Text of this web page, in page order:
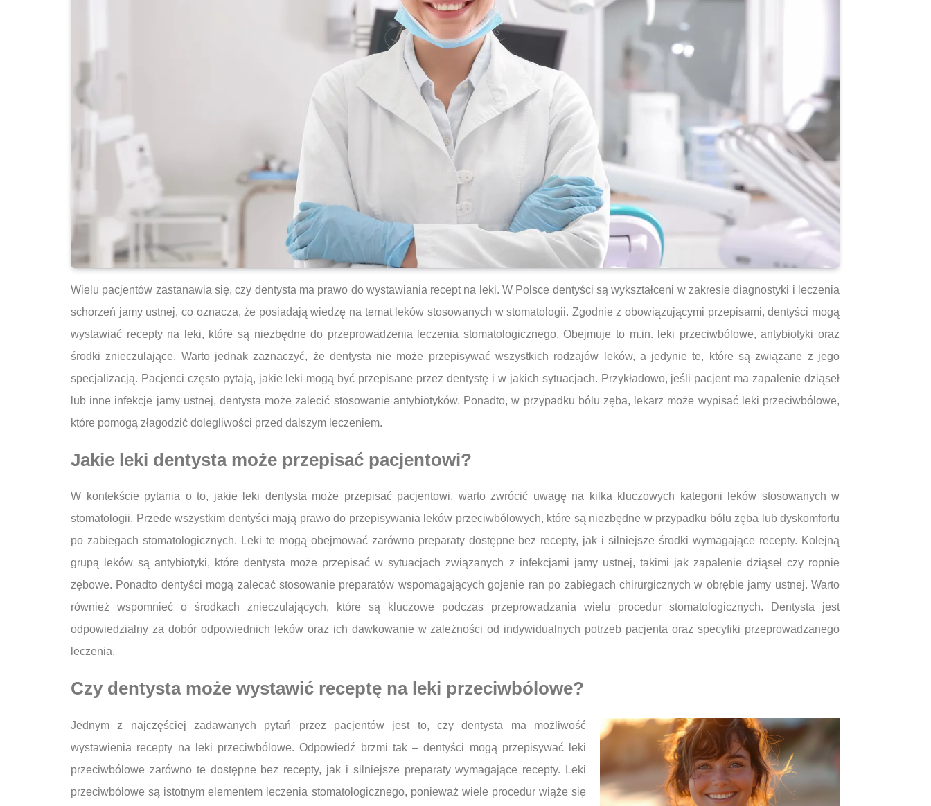
Wielu pacjentów zastanawia się, czy dentysta ma prawo do wystawiania recept na leki. W Polsce dentyści są wykształceni w zakresie diagnostyki i leczenia
schorzeń jamy ustnej, co oznacza, że posiadają wiedzę na temat leków stosowanych w stomatologii. Zgodnie z obowiązującymi przepisami, dentyści mogą
wystawiać recepty na leki, które są niezbędne do przeprowadzenia leczenia stomatologicznego. Obejmuje to m.in. leki przeciwbólowe, antybiotyki oraz
środki znieczulające. Warto jednak zaznaczyć, że dentysta nie może przepisywać wszystkich rodzajów leków, a jedynie te, które są związane z jego
specjalizacją. Pacjenci często pytają, jakie leki mogą być przepisane przez dentystę i w jakich sytuacjach. Przykładowo, jeśli pacjent ma zapalenie dziąseł
lub inne infekcje jamy ustnej, dentysta może zalecić stosowanie antybiotyków. Ponadto, w przypadku bólu zęba, lekarz może wypisać leki przeciwbólowe,
które pomogą złagodzić dolegliwości przed dalszym leczeniem.
Jakie leki dentysta może przepisać pacjentowi?
W kontekście pytania o to, jakie leki dentysta może przepisać pacjentowi, warto zwrócić uwagę na kilka kluczowych kategorii leków stosowanych w
stomatologii. Przede wszystkim dentyści mają prawo do przepisywania leków przeciwbólowych, które są niezbędne w przypadku bólu zęba lub dyskomfortu
po zabiegach stomatologicznych. Leki te mogą obejmować zarówno preparaty dostępne bez recepty, jak i silniejsze środki wymagające recepty. Kolejną
grupą leków są antybiotyki, które dentysta może przepisać w sytuacjach związanych z infekcjami jamy ustnej, takimi jak zapalenie dziąseł czy ropnie
zębowe. Ponadto dentyści mogą zalecać stosowanie preparatów wspomagających gojenie ran po zabiegach chirurgicznych w obrębie jamy ustnej. Warto
również wspomnieć o środkach znieczulających, które są kluczowe podczas przeprowadzania wielu procedur stomatologicznych. Dentysta jest
odpowiedzialny za dobór odpowiednich leków oraz ich dawkowanie w zależności od indywidualnych potrzeb pacjenta oraz specyfiki przeprowadzanego
leczenia.
Czy dentysta może wystawić receptę na leki przeciwbólowe?
Jednym z najczęściej zadawanych pytań przez pacjentów jest to, czy dentysta ma możliwość
wystawienia recepty na leki przeciwbólowe. Odpowiedź brzmi tak – dentyści mogą przepisywać leki
przeciwbólowe zarówno te dostępne bez recepty, jak i silniejsze preparaty wymagające recepty. Leki
przeciwbólowe są istotnym elementem leczenia stomatologicznego, ponieważ wiele procedur wiąże się